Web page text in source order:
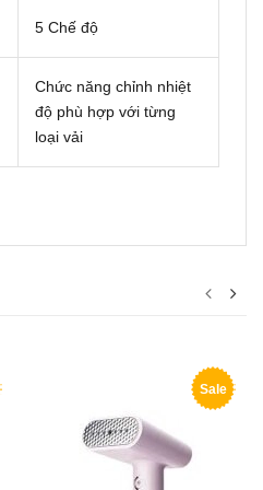
5 Chế độ
Chức năng chỉnh nhiệt
độ phù hợp với từng
loại vải
Sale